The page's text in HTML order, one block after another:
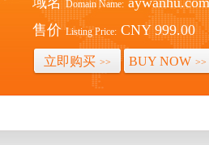
Domain Name:
售价 Listing Price: CNY 999.00
立即购买 >> BUY NOW >>